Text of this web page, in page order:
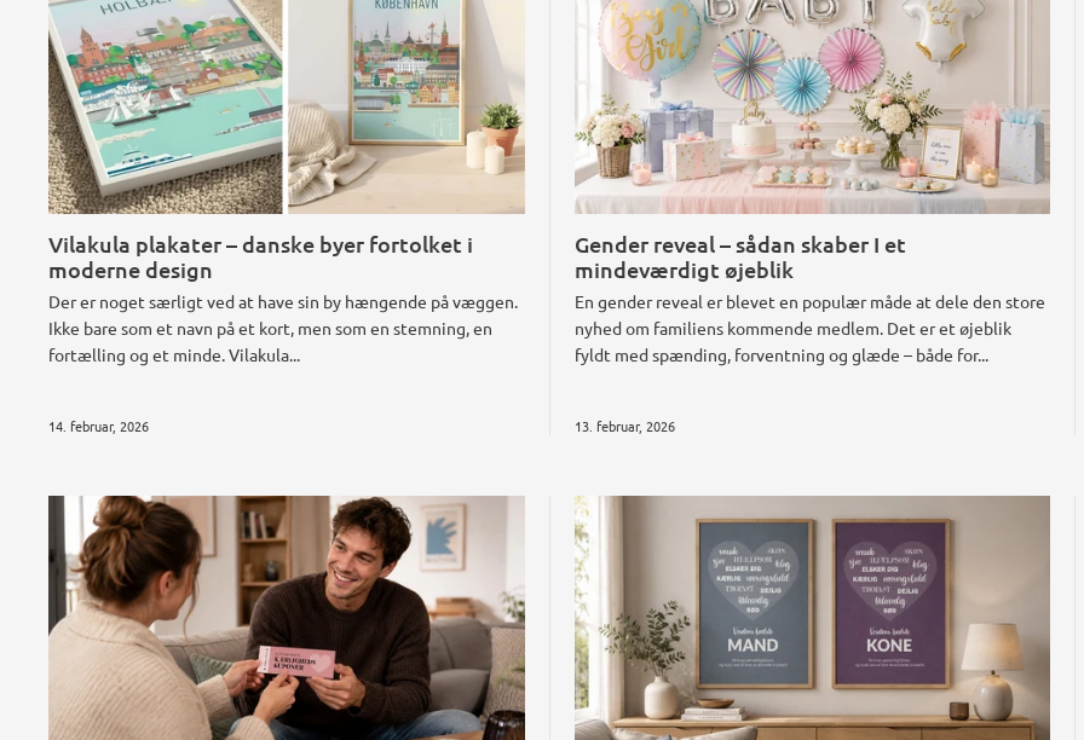
Vilakula plakater – danske byer fortolket i
moderne design
Der er noget særligt ved at have sin by hængende på væggen.
Ikke bare som et navn på et kort, men som en stemning, en
fortælling og et minde. Vilakula...
14. februar, 2026
Gender reveal – sådan skaber I et
mindeværdigt øjeblik
En gender reveal er blevet en populær måde at dele den store
nyhed om familiens kommende medlem. Det er et øjeblik
fyldt med spænding, forventning og glæde – både for...
13. februar, 2026